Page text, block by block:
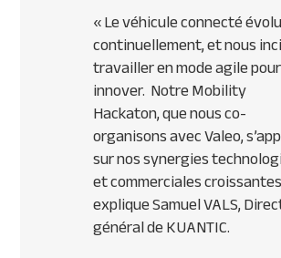
«Le véhicule connecté
continuellement, et nous
travailler en mode agile pour
innover. Notre Mobility
Hackaton, que nous co-
organisons avec Valeo,
sur nos synergies
et commerciales croissantes
explique Samuel VALS,
général de KUANTIC.